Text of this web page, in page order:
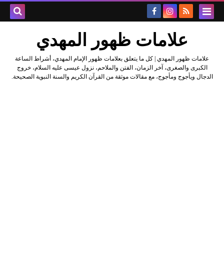
علامات ظهور المهدي
علامات ظهور المهدي | كل ما يتعلق بعلامات ظهور الإمام المهدي، أشراط الساعة
الكبرى والصغرى، آخر الزمان، الفتن والملاحم، نزول عيسى عليه السلام، خروج
الدجال ويأجوج ومأجوج، مع مقالات موثقة من القرآن الكريم والسنة النبوية الصحيحة.